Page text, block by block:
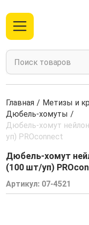
Главная / Метизы и
Дюбель-хомуты /
Дюбель-хомут
уп) PROconnect
Дюбель-хомут
(100 шт/уп)
Артикул: 07-4521